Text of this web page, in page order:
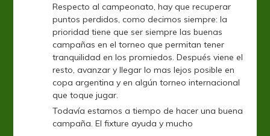
Respecto al campeonato, hay que recuperar
puntos perdidos, como decimos siempre: la
prioridad tiene que ser siempre las buenas
campañas en el torneo que permitan tener
tranquilidad en los promiedos. Después viene el
resto, avanzar y llegar lo mas lejos posible en
copa argentina y en algún torneo internacional
que toque jugar.
Todavía estamos a tiempo de hacer una buena
campaña. El fixture ayuda y mucho